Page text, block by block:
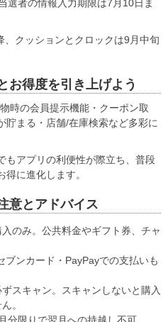
選者の情報入力期限は7月10日ま
クッションとクロックは9月中旬
お得度を引き上げよう
時の会員提示機能・クーポン取
貯まる・店舗/在庫検索など多彩に
もアプリの利便性が際立ち、普段
に進化します。
意とアドバイス
のみ。公共料金やギフト券、チャ
ブンカード・PayPayでの支払いも
スキャン。スキャンしないと購入
。